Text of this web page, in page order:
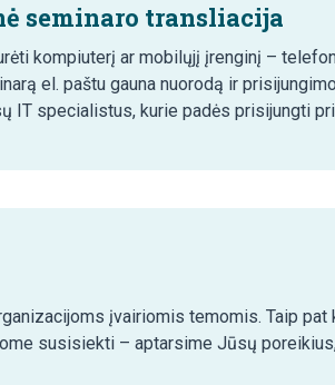
seminaro transliacija
kompiuterį ar mobilųjį įrenginį –
el. paštu gauna nuorodą ir
IT specialistus, kurie padės prisijungti
įvairiomis temomis. Taip
susisiekti – aptarsime Jūsų